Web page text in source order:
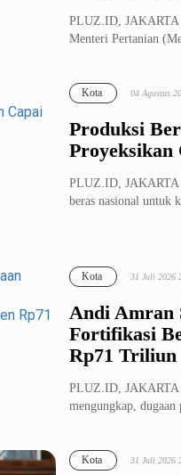
PLUZ.ID, JAKARTA
Menteri Pertanian
Produksi
Proyeksikan
Kota 04 Agustus
PLUZ.ID, JAKARTA
beras nasional untuk
Andi Amran
Fortifikasi
Rp71 Triliun
Kota 31 Juli 2026
PLUZ.ID, JAKARTA
mengungkap,
Kota 31 Juli 2026